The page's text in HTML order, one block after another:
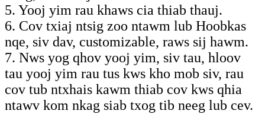
5. Yooj yim rau khaws cia thiab thauj.
6. Cov txiaj ntsig zoo ntawm lub Hoobkas
nqe, siv dav, customizable, raws sij hawm.
7. Nws yog qhov yooj yim, siv tau, hloov
tau yooj yim rau tus kws kho mob siv, rau
cov tub ntxhais kawm thiab cov kws qhia
ntawv kom nkag siab txog tib neeg lub cev.